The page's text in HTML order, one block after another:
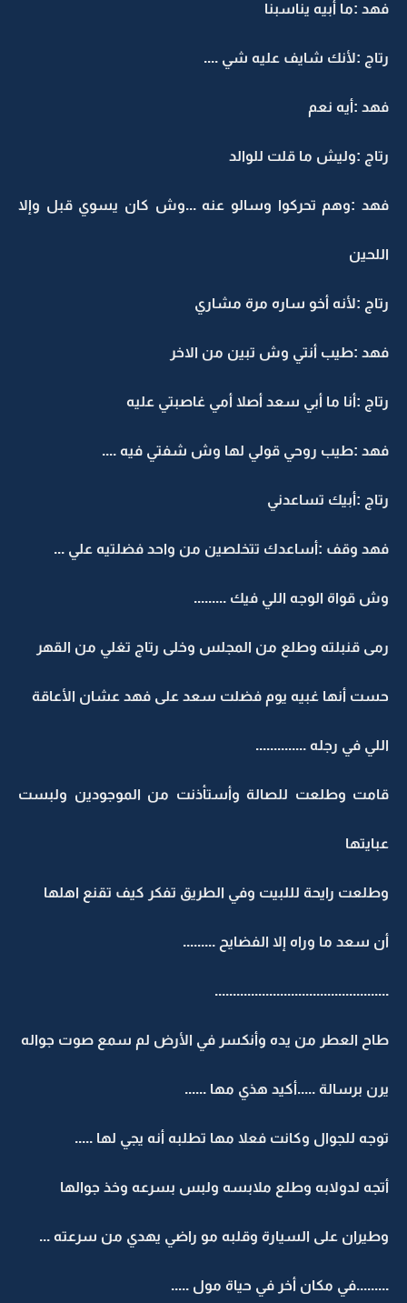
فهد :ما أبيه يناسبنا
رتاج :لأنك شايف عليه شي ....
فهد :أيه نعم
رتاج :وليش ما قلت للوالد
فهد :وهم تحركوا وسالو عنه ...وش كان يسوي قبل وإلا
اللحين
رتاج :لأنه أخو ساره مرة مشاري
فهد :طيب أنتي وش تبين من الاخر
رتاج :أنا ما أبي سعد أصلا أمي غاصبتي عليه
فهد :طيب روحي قولي لها وش شفتي فيه ....
رتاج :أبيك تساعدني
فهد وقف :أساعدك تتخلصين من واحد فضلتيه علي ...
وش قواة الوجه اللي فيك .........
رمى قنبلته وطلع من المجلس وخلى رتاج تغلي من القهر
حست أنها غبيه يوم فضلت سعد على فهد عشان الأعاقة
اللي في رجله ..............
قامت وطلعت للصالة وأستأذنت من الموجودين ولبست
عبايتها
وطلعت رايحة لللبيت وفي الطريق تفكر كيف تقنع اهلها
أن سعد ما وراه إلا الفضايح .........
................................................
طاح العطر من يده وأنكسر في الأرض لم سمع صوت جواله
يرن برسالة .....أكيد هذي مها ......
توجه للجوال وكانت فعلا مها تطلبه أنه يجي لها .....
أتجه لدولابه وطلع ملابسه ولبس بسرعه وخذ جوالها
وطيران على السيارة وقلبه مو راضي يهدي من سرعته ...
.........في مكان أخر في حياة مول .....